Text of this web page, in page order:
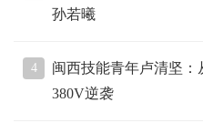
孙若曦
4
闽西技能青年卢清坚
380V逆袭